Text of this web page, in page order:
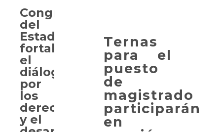
Ternas
para el
puesto
de
magistrado
participarán
en
Congreso
del
Estado
fortalece
el
diálogo
por
los
derechos
y el